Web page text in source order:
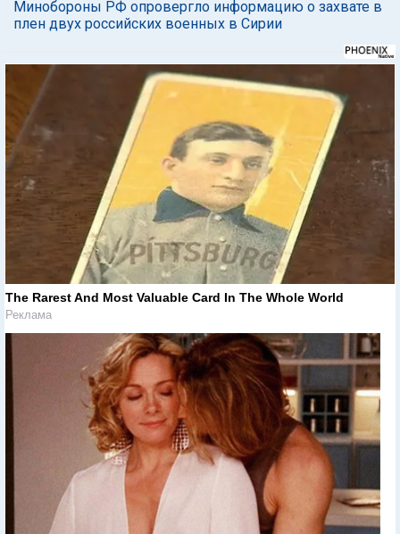
Минобороны РФ опровергло информацию о захвате в
плен двух российских военных в Сирии
The Rarest And Most Valuable Card In The Whole World
Реклама